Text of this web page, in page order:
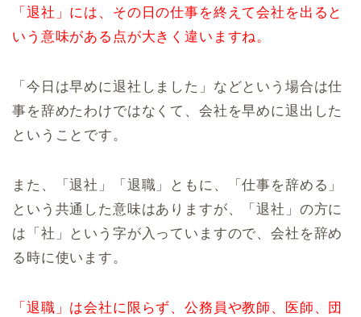
「退社」には、その日の仕事を終えて会社を出ると
いう意味がある点が大きく違いますね。
「今日は早めに退社しました」などという場合は仕
事を辞めたわけではなくて、会社を早めに退出した
ということです。
また、「退社」「退職」ともに、「仕事を辞める」
という共通した意味はありますが、「退社」の方に
は「社」という字が入っていますので、会社を辞め
る時に使います。
「退職」は会社に限らず、公務員や教師、医師、団